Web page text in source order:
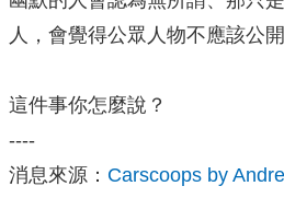
人，會覺得公眾人物不應該公
這件事你怎麼說？
----
消息來源： Carscoops by